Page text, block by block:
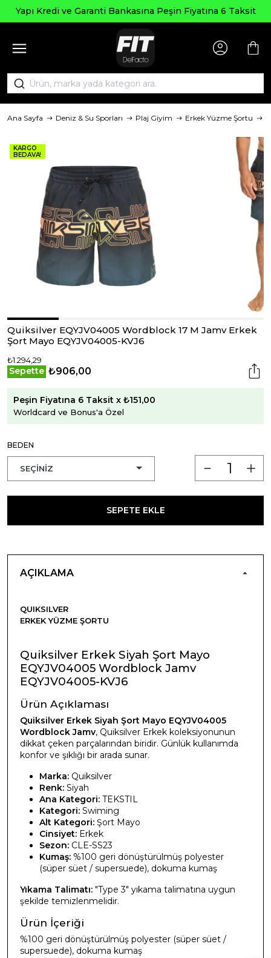
Garanti Bankasına Peşin Fiyatına 6 Taksit
Ana Sayfa Deniz & Su Sporları Plaj Giyim Erkek Yüzme Şortu
KARGO
BEDAVA!
Quiksilver EQYJV04005 Wordblock 17 M Jamv Erkek
Şort Mayo EQYJV04005-KVJ6
₺1.294,29
Sepette ₺906,00
Peşin Fiyatına 6 Taksit x ₺151,00
Worldcard ve Bonus'a Özel
BEDEN
SEPETE EKLE
AÇIKLAMA
QUIKSILVER
ERKEK YÜZME ŞORTU
Quiksilver Erkek Siyah Şort Mayo
EQYJV04005 Wordblock Jamv
EQYJV04005-KVJ6
Ürün Açıklaması
Quiksilver Erkek Siyah Şort Mayo EQYJV04005
Wordblock Jamv, Quiksilver Erkek koleksiyonunun
dikkat çeken parçalarından biridir. Günlük kullanımda
konfor ve şıklığı bir arada sunar.
Marka: Quiksilver
Renk: Siyah
Ana Kategori: TEKSTIL
Kategori: Swiming
Alt Kategori: Şort Mayo
Cinsiyet: Erkek
Sezon: CLE-SS23
Kumaş: %100 geri dönüştürülmüş polyester
(süper süet / supersuede), dokuma kumaş
Yıkama Talimatı: "Type 3" yıkama talimatına uygun
şekilde temizlenmelidir.
Ürün İçeriği
%100 geri dönüştürülmüş polyester (süper süet /
supersuede), dokuma kumaş